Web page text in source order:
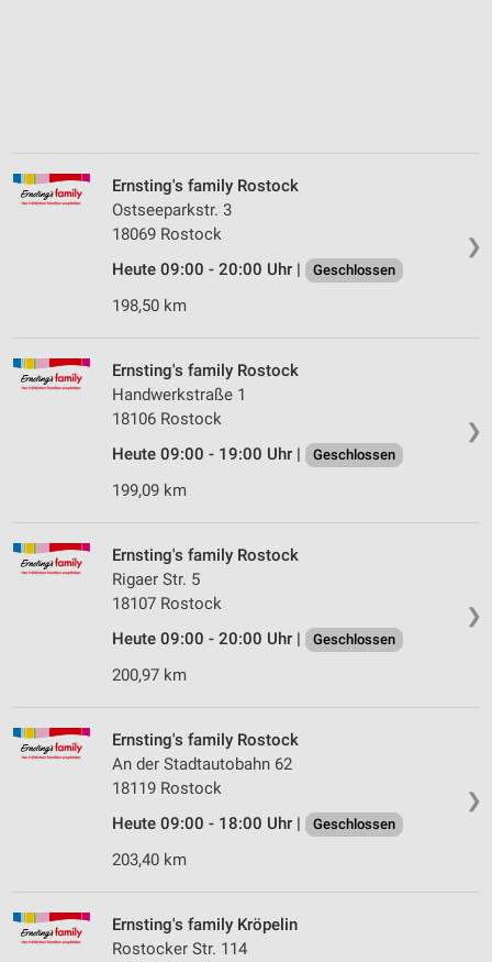
❯
Ernsting's family Rostock
Ostseeparkstr. 3
18069 Rostock
Heute 09:00 - 20:00 Uhr |
Geschlossen
198,50 km
❯
Ernsting's family Rostock
Handwerkstraße 1
18106 Rostock
Heute 09:00 - 19:00 Uhr |
Geschlossen
199,09 km
❯
Ernsting's family Rostock
Rigaer Str. 5
18107 Rostock
Heute 09:00 - 20:00 Uhr |
Geschlossen
200,97 km
❯
Ernsting's family Rostock
An der Stadtautobahn 62
18119 Rostock
Heute 09:00 - 18:00 Uhr |
Geschlossen
203,40 km
Ernsting's family Kröpelin
Rostocker Str. 114